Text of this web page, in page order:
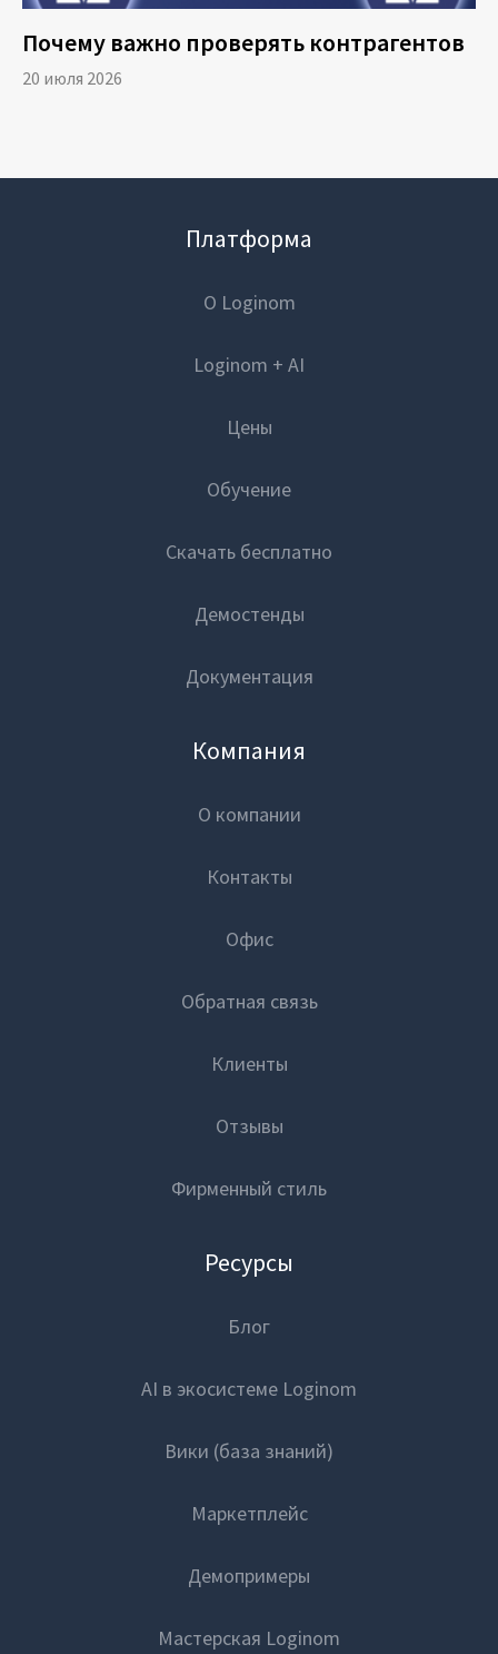
Почему важно проверять контрагентов
20 июля 2026
Платформа
О Loginom
Loginom + AI
Цены
Обучение
Скачать бесплатно
Демостенды
Документация
Компания
О компании
Контакты
Офис
Обратная связь
Клиенты
Отзывы
Фирменный стиль
Ресурсы
Блог
AI в экосистеме Loginom
Вики (база знаний)
Маркетплейс
Демопримеры
Мастерская Loginom